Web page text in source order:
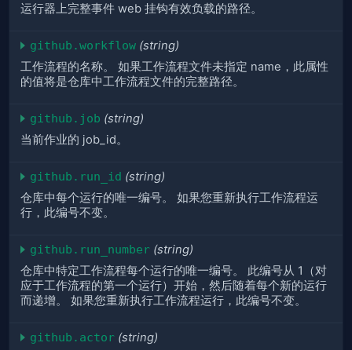
运行器上完整事件 web 挂钩有效负载的路径。
github.workflow (string)
工作流程的名称。 如果工作流程文件未指定 name，此属性
的值将是仓库中工作流程文件的完整路径。
github.job (string)
当前作业的 job_id。
github.run_id (string)
仓库中每个运行的唯一编号。 如果您重新执行工作流程运
行，此编号不变。
github.run_number (string)
仓库中特定工作流程每个运行的唯一编号。 此编号从 1（对
应于工作流程的第一个运行）开始，然后随着每个新的运行
而递增。 如果您重新执行工作流程运行，此编号不变。
github.actor (string)